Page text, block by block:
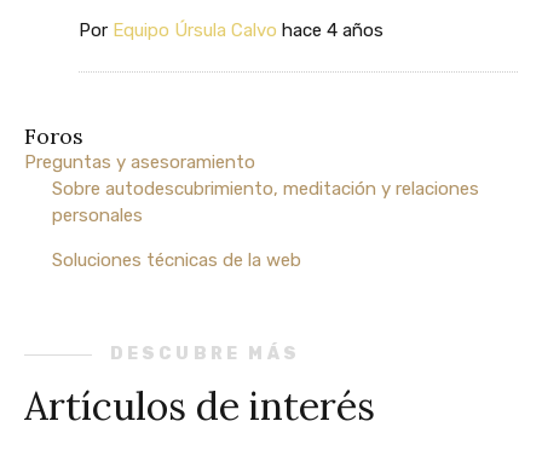
Por Equipo Úrsula Calvo hace 4 años
Foros
Preguntas y asesoramiento
Sobre autodescubrimiento, meditación y relaciones
personales
Soluciones técnicas de la web
DESCUBRE MÁS
Artículos de interés